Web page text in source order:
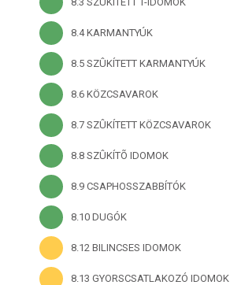
8.4 KARMANTYÚK
8.5 SZÛKÍTETT KARMANTYÚK
8.6 KÖZCSAVAROK
8.7 SZÛKÍTETT KÖZCSAVAROK
8.8 SZÛKÍTÕ IDOMOK
8.9 CSAPHOSSZABBÍTÓK
8.10 DUGÓK
8.12 BILINCSES IDOMOK
8.13 GYORSCSATLAKOZÓ IDOMOK